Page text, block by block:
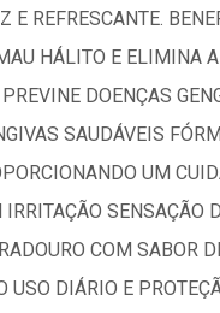
E REFRESCANTE.
HÁLITO E ELIMINA
DOENÇAS
SAUDÁVEIS
UM
IRRITAÇÃO SENSAÇÃO
COM SABOR
USO DIÁRIO E